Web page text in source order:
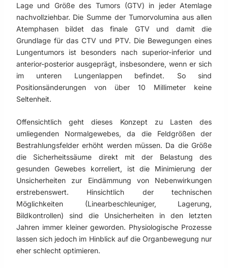
Lage und Größe des Tumors (GTV) in jeder Atemlage
nachvollziehbar. Die Summe der Tumorvolumina aus allen
Atemphasen bildet das finale GTV und damit die
Grundlage für das CTV und PTV. Die Bewegungen eines
Lungentumors ist besonders nach superior-inferior und
anterior-posterior ausgeprägt, insbesondere, wenn er sich
im unteren Lungenlappen befindet. So sind
Positionsänderungen von über 10 Millimeter keine
Seltenheit.
Offensichtlich geht dieses Konzept zu Lasten des
umliegenden Normalgewebes, da die Feldgrößen der
Bestrahlungsfelder erhöht werden müssen. Da die Größe
die Sicherheitssäume direkt mit der Belastung des
gesunden Gewebes korreliert, ist die Minimierung der
Unsicherheiten zur Eindämmung von Nebenwirkungen
erstrebenswert. Hinsichtlich der technischen
Möglichkeiten (Linearbeschleuniger, Lagerung,
Bildkontrollen) sind die Unsicherheiten in den letzten
Jahren immer kleiner geworden. Physiologische Prozesse
lassen sich jedoch im Hinblick auf die Organbewegung nur
eher schlecht optimieren.